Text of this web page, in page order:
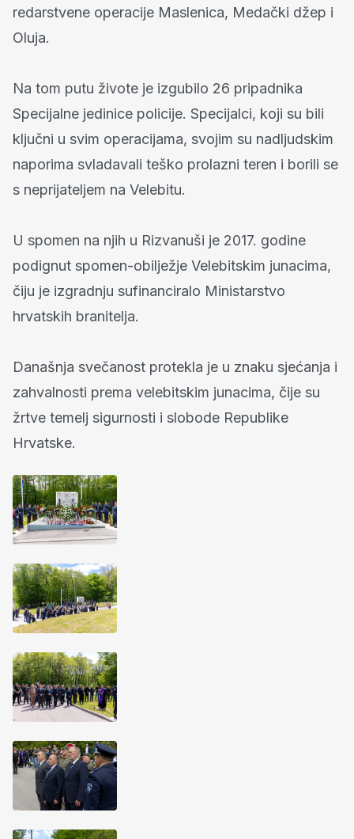
redarstvene operacije Maslenica, Medački džep i
Oluja.
Na tom putu živote je izgubilo 26 pripadnika
Specijalne jedinice policije. Specijalci, koji su bili
ključni u svim operacijama, svojim su nadljudskim
naporima svladavali teško prolazni teren i borili se
s neprijateljem na Velebitu.
U spomen na njih u Rizvanuši je 2017. godine
podignut spomen-obilježje Velebitskim junacima,
čiju je izgradnju sufinanciralo Ministarstvo
hrvatskih branitelja.
Današnja svečanost protekla je u znaku sjećanja i
zahvalnosti prema velebitskim junacima, čije su
žrtve temelj sigurnosti i slobode Republike
Hrvatske.